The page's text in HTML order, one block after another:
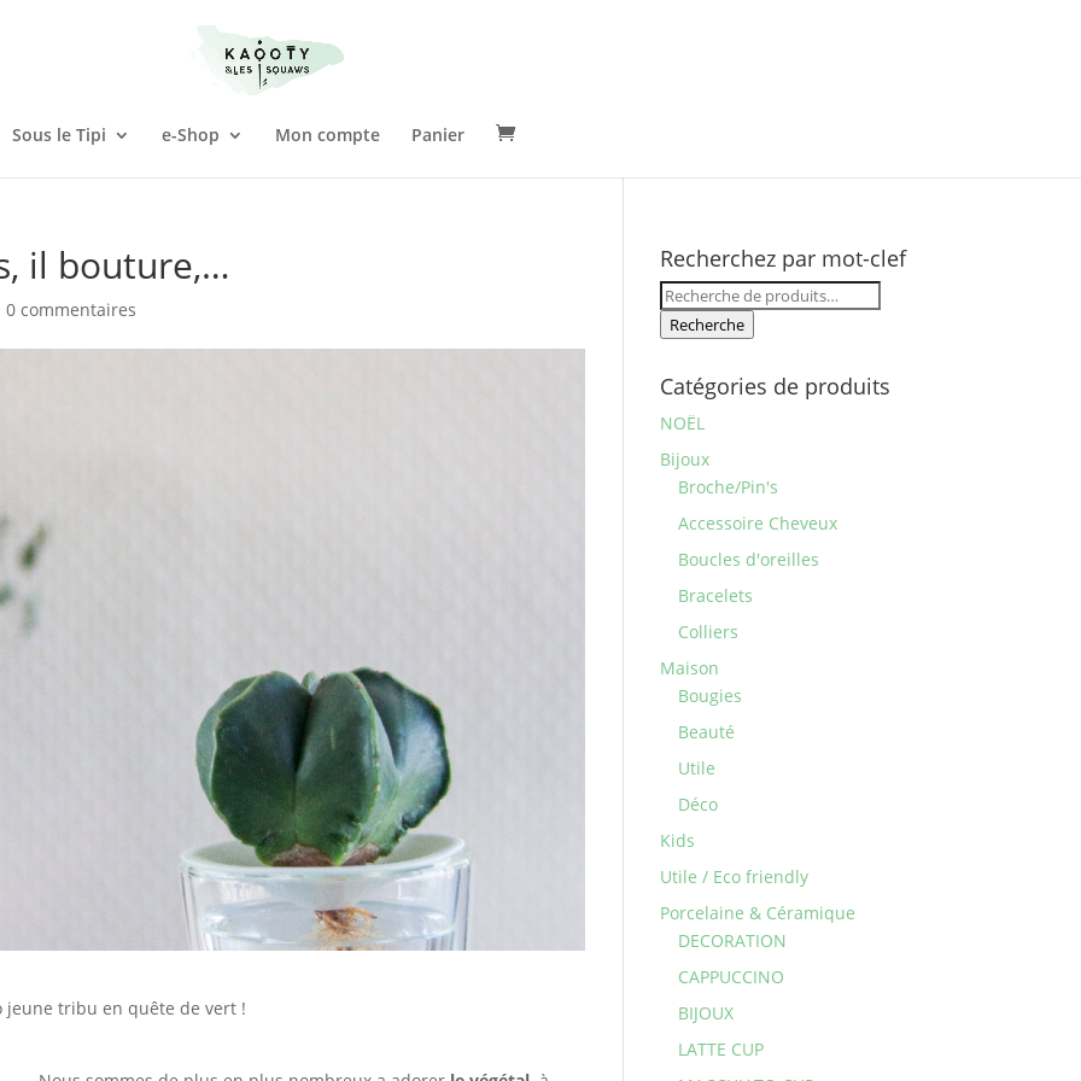
Sous le Tipi e-Shop Mon compte Panier
il bouture,…
0 commentaires
jeune tribu en quête de vert !
Recherchez par mot-clef
Recherche
pour :
Recherche
Catégories de produits
NOËL
Bijoux
Broche/Pin's
Accessoire Cheveux
Boucles d'oreilles
Bracelets
Colliers
Maison
Bougies
Beauté
Utile
Déco
Kids
Utile / Eco friendly
Porcelaine & Céramique
DECORATION
CAPPUCCINO
BIJOUX
LATTE CUP